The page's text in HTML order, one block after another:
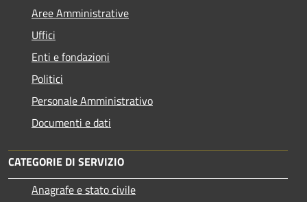
Aree Amministrative
Uffici
Enti e fondazioni
Politici
Personale Amministrativo
Documenti e dati
CATEGORIE DI SERVIZIO
Anagrafe e stato civile